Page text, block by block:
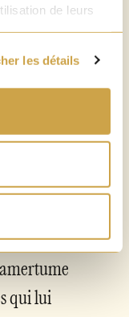
de leurs
les détails
vanillée
qui lui